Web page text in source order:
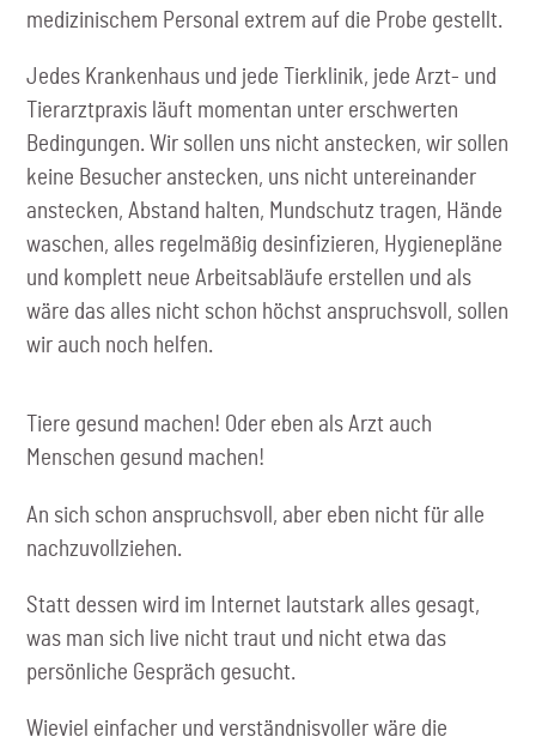
medizinischem Personal extrem auf die Probe gestellt.
Jedes Krankenhaus und jede Tierklinik, jede Arzt- und
Tierarztpraxis läuft momentan unter erschwerten
Bedingungen. Wir sollen uns nicht anstecken, wir sollen
keine Besucher anstecken, uns nicht untereinander
anstecken, Abstand halten, Mundschutz tragen, Hände
waschen, alles regelmäßig desinfizieren, Hygienepläne
und komplett neue Arbeitsabläufe erstellen und als
wäre das alles nicht schon höchst anspruchsvoll, sollen
wir auch noch helfen.
Tiere gesund machen! Oder eben als Arzt auch
Menschen gesund machen!
An sich schon anspruchsvoll, aber eben nicht für alle
nachzuvollziehen.
Statt dessen wird im Internet lautstark alles gesagt,
was man sich live nicht traut und nicht etwa das
persönliche Gespräch gesucht.
Wieviel einfacher und verständnisvoller wäre die